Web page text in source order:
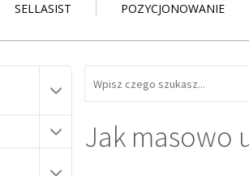
SELLASIST POZYCJONOWANIE
Jak masowo